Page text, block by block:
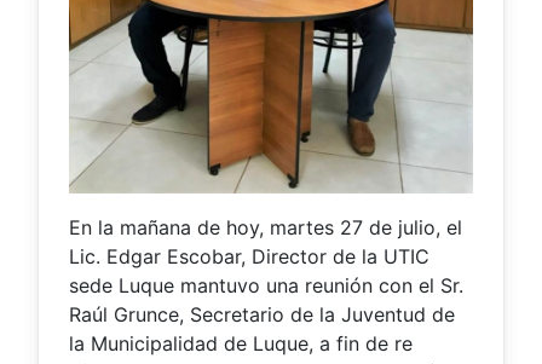
En la mañana de hoy, martes 27 de julio, el
Lic. Edgar Escobar, Director de la UTIC
sede Luque mantuvo una reunión con el Sr.
Raúl Grunce, Secretario de la Juventud de
la Municipalidad de Luque, a fin de re